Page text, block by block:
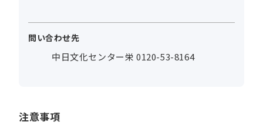
問い合わせ先
中日文化センター栄 0120-53-8164
注意事項